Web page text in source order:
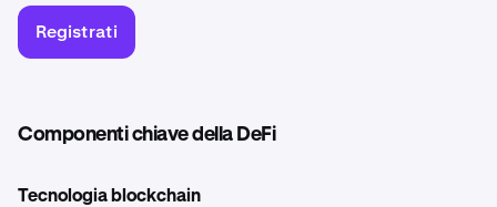
Registrati
Componenti chiave della DeFi
Tecnologia blockchain